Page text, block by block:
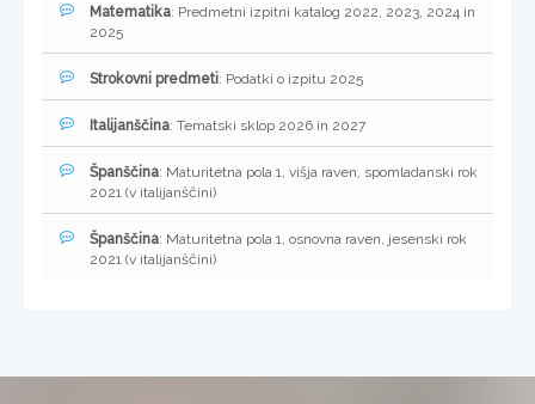
Matematika: Predmetni izpitni katalog 2022, 2023, 2024 in
2025
Strokovni predmeti: Podatki o izpitu 2025
Italijanščina: Tematski sklop 2026 in 2027
Španščina: Maturitetna pola 1, višja raven, spomladanski rok
2021 (v italijanščini)
Španščina: Maturitetna pola 1, osnovna raven, jesenski rok
2021 (v italijanščini)